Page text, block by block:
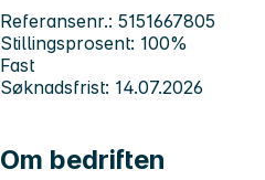
Referansenr.: 5151667805
Stillingsprosent: 100%
Fast
Søknadsfrist: 14.07.2026
Om bedriften